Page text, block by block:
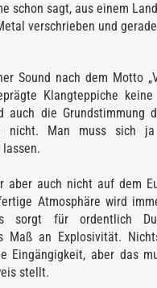
schon sagt, aus einem
verschrieben und
Sound nach dem Motto
Klangteppiche
auch die Grundstimmung
nicht. Man muss sich
auch nicht auf dem
Atmosphäre wird
sorgt für ordentlich
Maß an Explosivität.
Eingängigkeit, aber das
stellt.